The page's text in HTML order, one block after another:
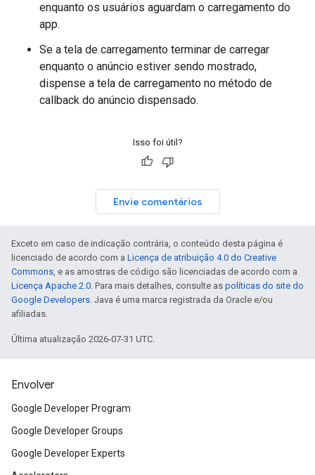
enquanto os usuários aguardam o carregamento do
app.
Se a tela de carregamento terminar de carregar
enquanto o anúncio estiver sendo mostrado,
dispense a tela de carregamento no método de
callback do anúncio dispensado.
Isso foi útil?
Envie comentários
Exceto em caso de indicação contrária, o conteúdo desta página é
licenciado de acordo com a Licença de atribuição 4.0 do Creative
Commons, e as amostras de código são licenciadas de acordo com a
Licença Apache 2.0. Para mais detalhes, consulte as políticas do site do
Google Developers. Java é uma marca registrada da Oracle e/ou
afiliadas.
Última atualização 2026-07-31 UTC.
Envolver
Google Developer Program
Google Developer Groups
Google Developer Experts